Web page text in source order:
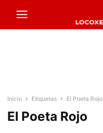
Inicio Etiquetas El Poeta Rojo
El Poeta Rojo